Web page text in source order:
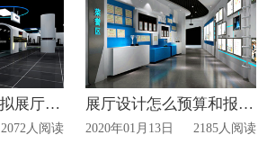
从“人”的角度虚拟展厅的设计方法
2072人阅读
展厅设计怎么预算和报价？
2020年01月13日 2185人阅读